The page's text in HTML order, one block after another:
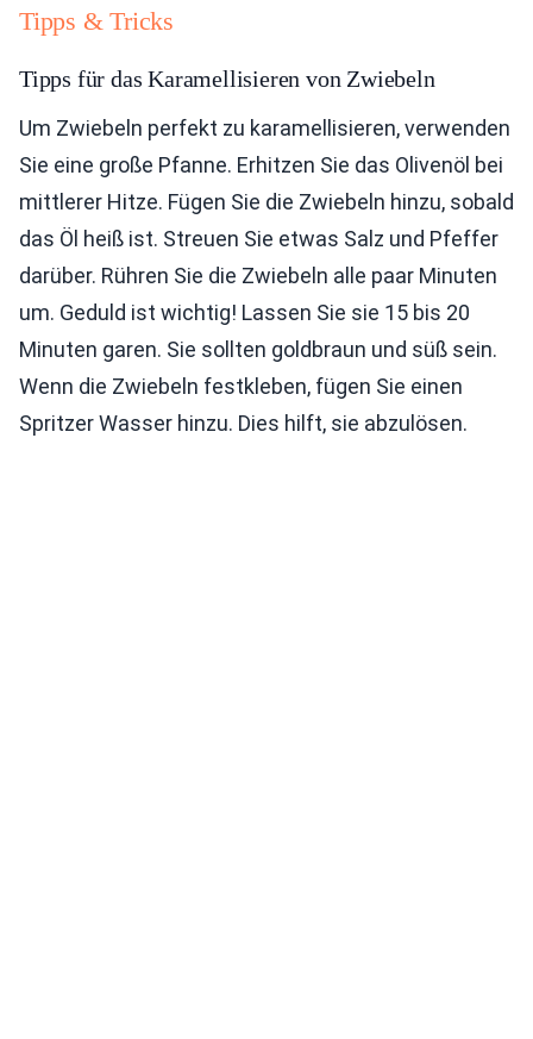
Tipps & Tricks
Tipps für das Karamellisieren von Zwiebeln
Um Zwiebeln perfekt zu karamellisieren, verwenden
Sie eine große Pfanne. Erhitzen Sie das Olivenöl bei
mittlerer Hitze. Fügen Sie die Zwiebeln hinzu, sobald
das Öl heiß ist. Streuen Sie etwas Salz und Pfeffer
darüber. Rühren Sie die Zwiebeln alle paar Minuten
um. Geduld ist wichtig! Lassen Sie sie 15 bis 20
Minuten garen. Sie sollten goldbraun und süß sein.
Wenn die Zwiebeln festkleben, fügen Sie einen
Spritzer Wasser hinzu. Dies hilft, sie abzulösen.